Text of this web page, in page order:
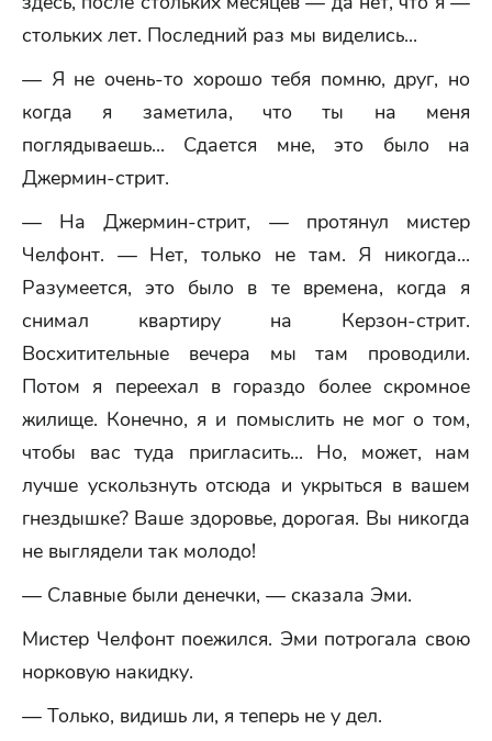
стольких лет. Последний раз мы виделись...
— Я не очень-то хорошо тебя помню, друг, но
когда я заметила, что ты на меня
поглядываешь... Сдается мне, это было на
Джермин-стрит.
— На Джермин-стрит, — протянул мистер
Челфонт. — Нет, только не там. Я никогда...
Разумеется, это было в те времена, когда я
снимал квартиру на Керзон-стрит.
Восхитительные вечера мы там проводили.
Потом я переехал в гораздо более скромное
жилище. Конечно, я и помыслить не мог о том,
чтобы вас туда пригласить... Но, может, нам
лучше ускользнуть отсюда и укрыться в вашем
гнездышке? Ваше здоровье, дорогая. Вы никогда
не выглядели так молодо!
— Славные были денечки, — сказала Эми.
Мистер Челфонт поежился. Эми потрогала свою
норковую накидку.
— Только, видишь ли, я теперь не у дел.